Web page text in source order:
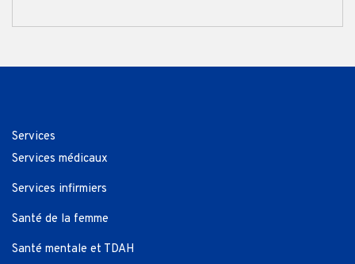
Services
Services médicaux
Services infirmiers
Santé de la femme
Santé mentale et TDAH